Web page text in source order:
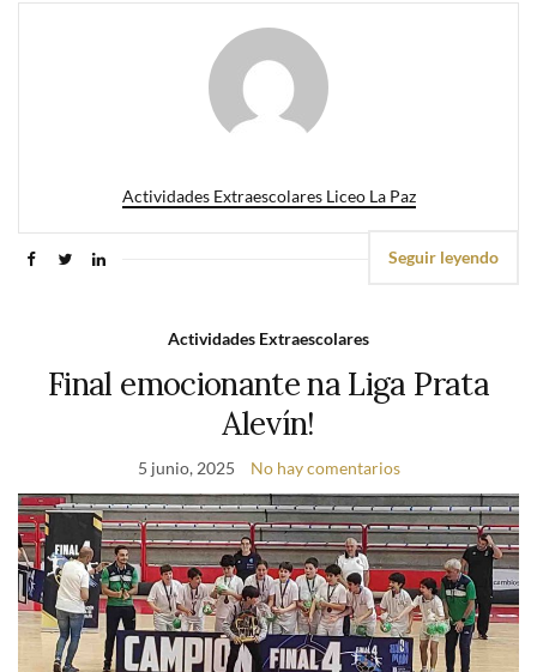
Actividades Extraescolares Liceo La Paz
Seguir leyendo
Actividades Extraescolares
Final emocionante na Liga Prata
Alevín!
5 junio, 2025 No hay comentarios